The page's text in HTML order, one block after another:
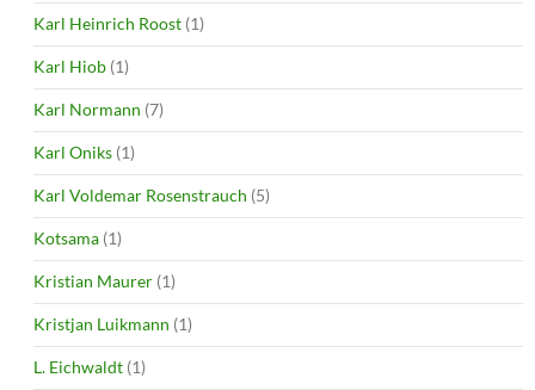
Karl Heinrich Roost (1)
Karl Hiob (1)
Karl Normann (7)
Karl Oniks (1)
Karl Voldemar Rosenstrauch (5)
Kotsama (1)
Kristian Maurer (1)
Kristjan Luikmann (1)
L. Eichwaldt (1)